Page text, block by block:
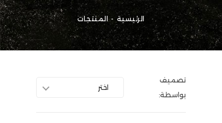
الرئيسية المنتجات
تصميف
بواسطة:
اختر